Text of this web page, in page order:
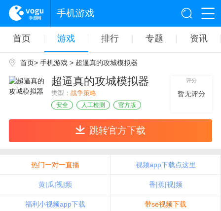
手机游戏
首页 游戏 排行 专题 资讯
首页> 手机游戏> 超逼真的攻城模拟器
超逼真的攻城模拟器
类型： 战争策略
安全 人工检测 官方版
评分
暂无评分
跳转官方下载
热门一对一直播 视频app下载点这里
黄|瓜|视|频 香|蕉|视|频
福利小视频app下载 带se视频下载